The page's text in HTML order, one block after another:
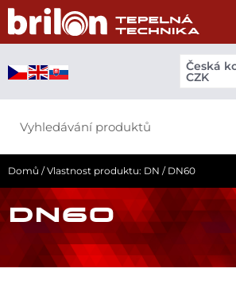
Přeskočit
obsah
Česká
CZK
Domů / Vlastnost produktu: DN / DN60
DN60